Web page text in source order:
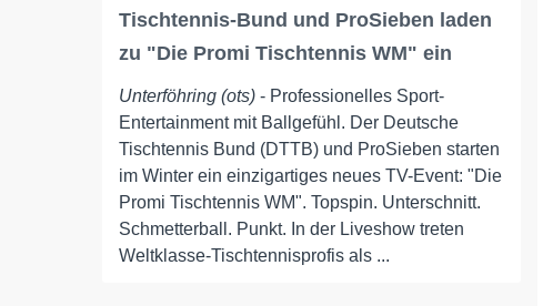
Tischtennis-Bund und ProSieben laden
zu "Die Promi Tischtennis WM" ein
Unterföhring (ots) - Professionelles Sport-
Entertainment mit Ballgefühl. Der Deutsche
Tischtennis Bund (DTTB) und ProSieben starten
im Winter ein einzigartiges neues TV-Event: "Die
Promi Tischtennis WM". Topspin. Unterschnitt.
Schmetterball. Punkt. In der Liveshow treten
Weltklasse-Tischtennisprofis als ...